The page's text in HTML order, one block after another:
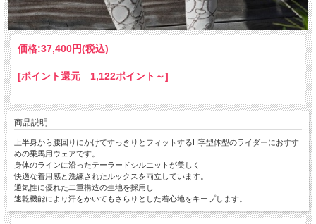
価格:37,400円(税込)
[ポイント還元 1,122ポイント～]
商品説明
上半身から腰回りにかけてすっきりとフィットするH字型体型のライダーにおすす
めの乗馬用ウェアです。
身体のラインに沿ったテーラードシルエットが美しく
快適な着用感と洗練されたルックスを両立しています。
通気性に優れた二重構造の生地を採用し
速乾機能により汗をかいてもさらりとした着心地をキープします。